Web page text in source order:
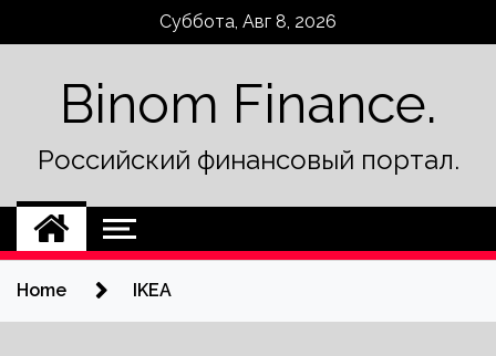
Суббота, Авг 8, 2026
Binom Finance.
Российский финансовый портал.
Home IKEA